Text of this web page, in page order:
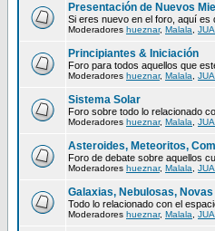
Presentación de Nuevos
Si eres nuevo en el foro, aquí es
Moderadores hueznar, Malala
Principiantes & Iniciación
Foro para todos aquellos que
Moderadores hueznar, Malala
Sistema Solar
Foro sobre todo lo relacionado
Moderadores hueznar, Malala
Asteroides, Meteoritos,
Foro de debate sobre aquellos
Moderadores hueznar, Malala
Galaxias, Nebulosas,
Todo lo relacionado con el
Moderadores hueznar, Malala